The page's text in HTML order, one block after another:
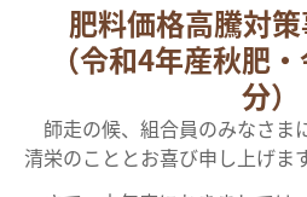
肥料価格高騰対
（令和4年産秋肥
分）
師走の候、組合員のみなさま
清栄のこととお喜び申し上げます